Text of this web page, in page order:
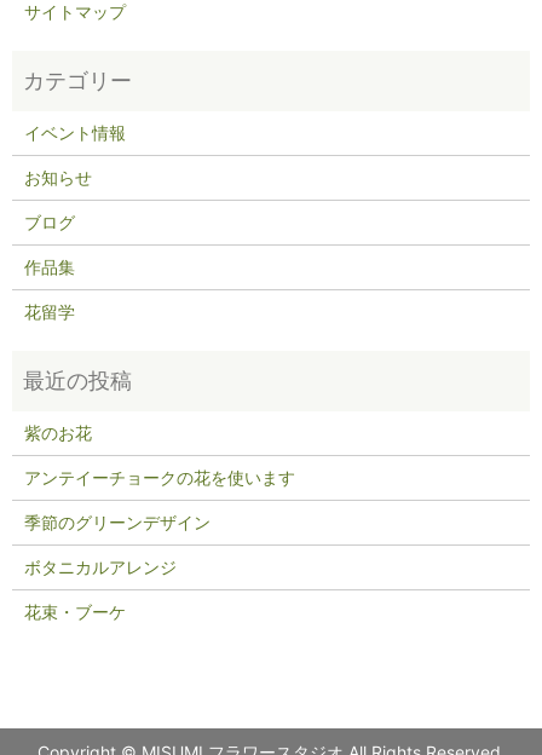
サイトマップ
イベント情報
お知らせ
ブログ
作品集
花留学
紫のお花
アンテイーチョークの花を使います
季節のグリーンデザイン
ボタニカルアレンジ
花束・ブーケ